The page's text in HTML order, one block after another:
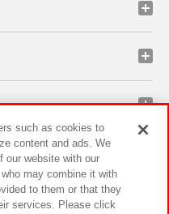
such as cookies to
content and ads. We
our website with our
may combine it with
to them or that they
services. Please click